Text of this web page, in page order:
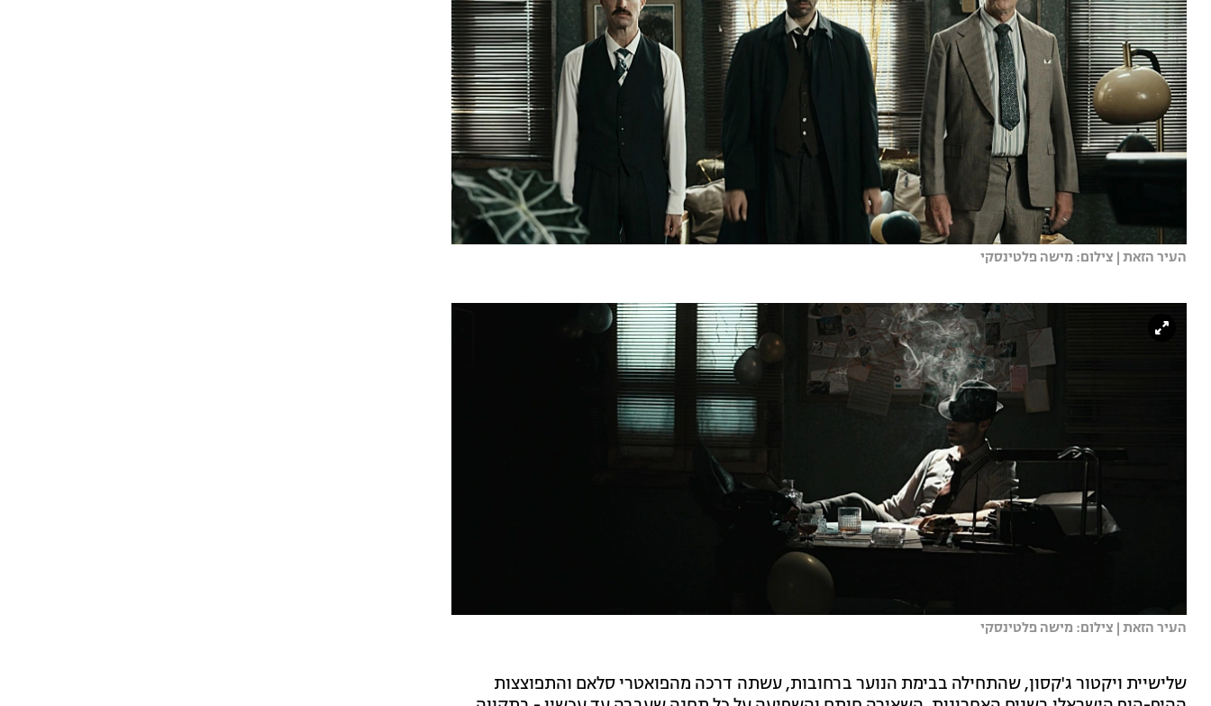
העיר הזאת | צילום: מישה פלטינסקי
העיר הזאת | צילום: מישה פלטינסקי
שלישיית ויקטור ג'קסון, שהתחילה בבימת הנוער ברחובות, עשתה דרכה מהפואטרי סלאם והתפוצצות